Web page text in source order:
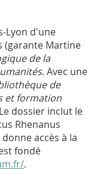
Lyon d'une
(garante Martine
de la
. Avec une
de
et formation
dossier inclut le
Rhenanus
accès à la
fondé
.